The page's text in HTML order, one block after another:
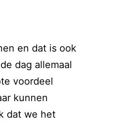
en dat is ook
dag allemaal
voordeel
kunnen
dat we het